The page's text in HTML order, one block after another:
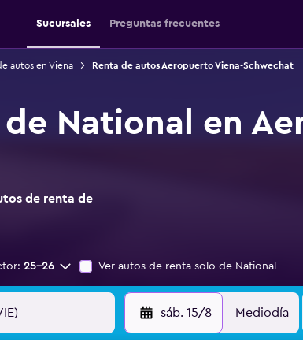
Sucursales Preguntas frecuentes
autos en Viena Renta de autos Aeropuerto Viena-Schwechat
National en
de renta de
25-26 Ver autos de renta solo de National
sáb. 15/8 Mediodía